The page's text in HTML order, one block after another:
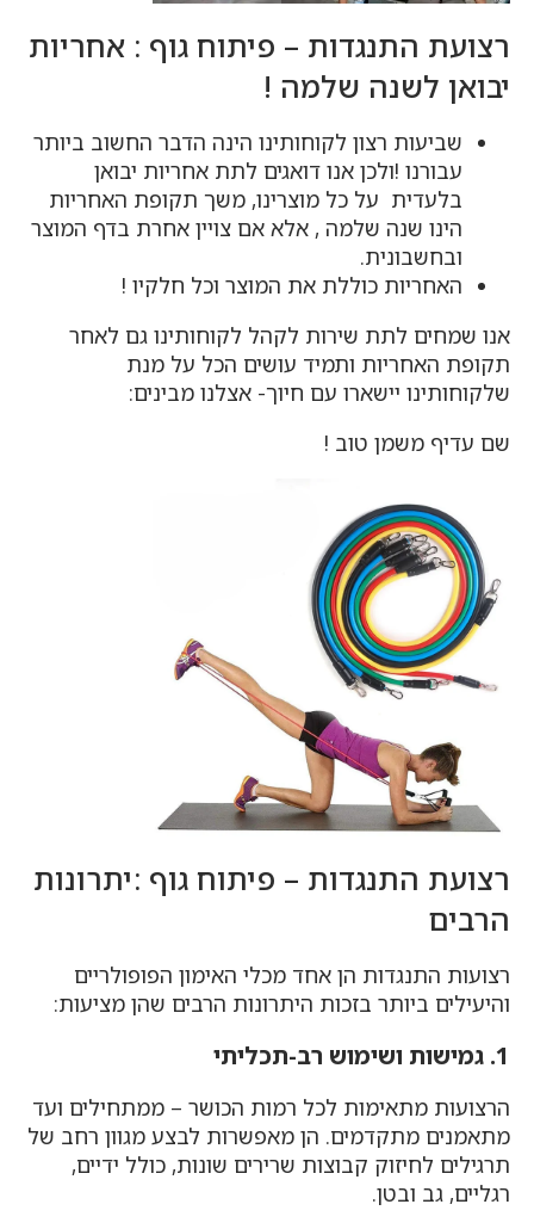
רצועת התנגדות – פיתוח גוף : אחריות
יבואן לשנה שלמה !
שביעות רצון לקוחותינו הינה הדבר החשוב ביותר
עבורנו !ולכן אנו דואגים לתת אחריות יבואן
בלעדית על כל מוצרינו, משך תקופת האחריות
הינו שנה שלמה , אלא אם צויין אחרת בדף המוצר
ובחשבונית.
האחריות כוללת את המוצר וכל חלקיו !
אנו שמחים לתת שירות לקהל לקוחותינו גם לאחר
תקופת האחריות ותמיד עושים הכל על מנת
שלקוחותינו יישארו עם חיוך- אצלנו מבינים:
שם עדיף משמן טוב !
רצועת התנגדות – פיתוח גוף :יתרונות
הרבים
רצועות התנגדות הן אחד מכלי האימון הפופולריים
והיעילים ביותר בזכות היתרונות הרבים שהן מציעות:
1. גמישות ושימוש רב-תכליתי
הרצועות מתאימות לכל רמות הכושר – ממתחילים ועד
מתאמנים מתקדמים. הן מאפשרות לבצע מגוון רחב של
תרגילים לחיזוק קבוצות שרירים שונות, כולל ידיים,
רגליים, גב ובטן.